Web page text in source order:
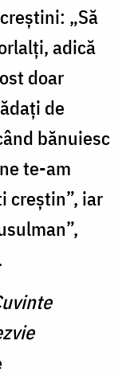
„Să
adică
doar
de
bănuiesc
te-am
creștin”, iar